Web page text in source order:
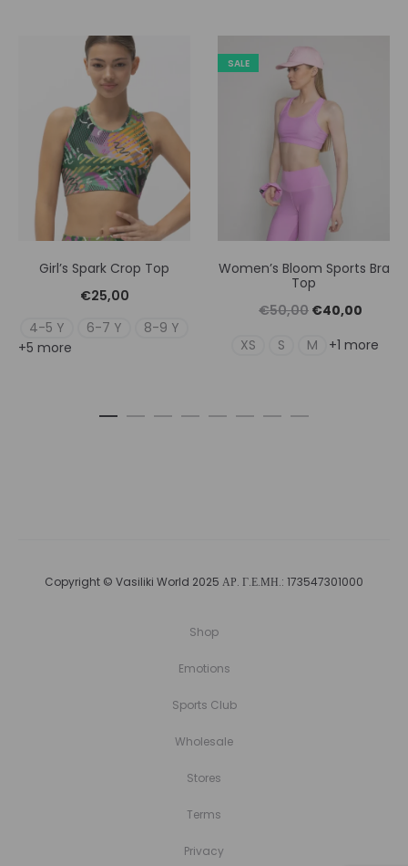
Girl’s Spark Crop Top
€25,00
4-5 Y
6-7 Y
8-9 Y
+5 more
SALE
Women’s Bloom Sports Bra
Top
€50,00 Original
price
€40,00
XS S M +1 more
Copyright © Vasiliki World 2025 ΑΡ. Γ.Ε.ΜΗ.: 173547301000
Shop
Emotions
Sports Club
Wholesale
Stores
Terms
Privacy